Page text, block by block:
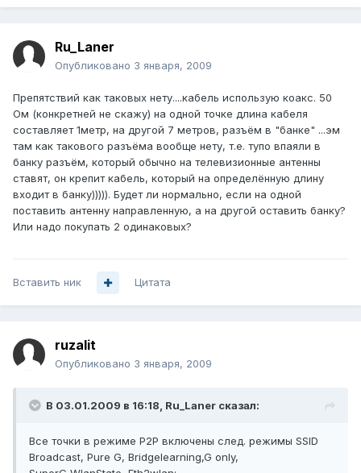
Ru_Laner
Опубликовано 3 января, 2009
Препятствий как таковых нету....кабель использую коакс. 50
Ом (конкретней не скажу) на одной точке длина кабеля
составляет 1метр, на другой 7 метров, разъём в "банке" ...эм
там как такового разъёма вообще нету, т.е. тупо впаяли в
банку разъём, который обычно на телевизионные антенны
ставят, он крепит кабель, который на определённую длину
входит в банку))))). Будет ли нормально, если на одной
поставить антенну направленную, а на другой оставить банку?
Или надо покупать 2 одинаковых?
Вставить ник Цитата
ruzalit
Опубликовано 3 января, 2009
В 03.01.2009 в 16:18, Ru_Laner сказал:
Все точки в режиме P2P включены след. режимы SSID
Broadcast, Pure G, Bridgelearning,G only,